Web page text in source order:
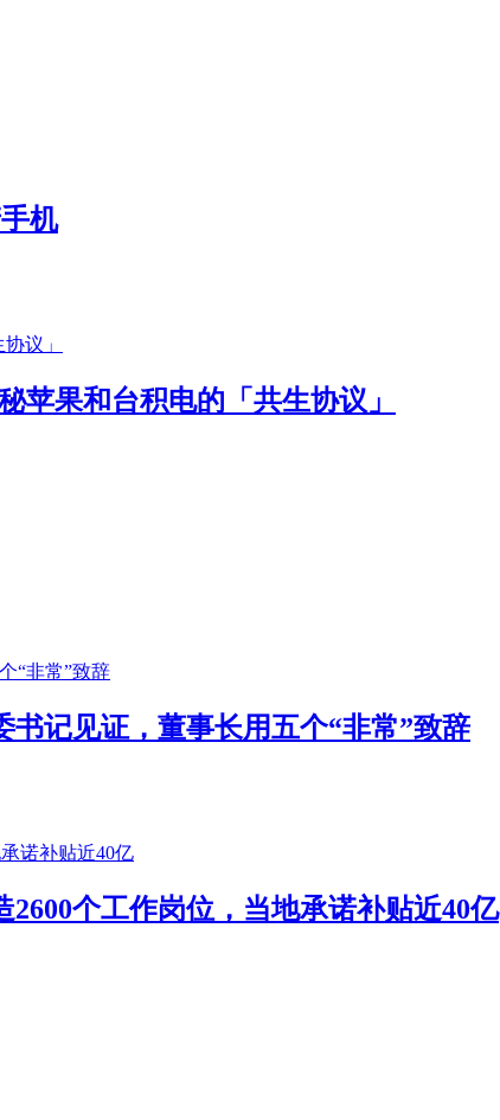
机
苹果和台积电的「共生协议」
书记见证，董事长用五个“非常”致辞
个工作岗位，当地承诺补贴近40亿